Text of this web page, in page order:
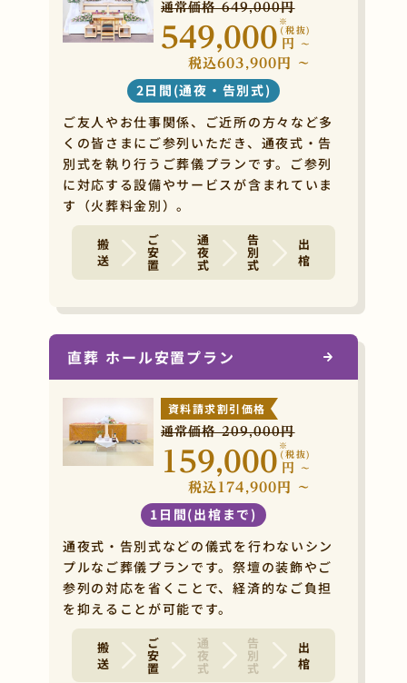
通常価格 649,000円
549,000
※
円
(税抜)
~
税込603,900円 ~
2日間(通夜・告別式)
ご友人やお仕事関係、ご近所の方々など多
くの皆さまにご参列いただき、通夜式・告
別式を執り行うご葬儀プランです。ご参列
に対応する設備やサービスが含まれていま
す（火葬料金別）。
搬 送 ご安置 通夜式 告別式 出 棺
直葬 ホール安置プラン
資料請求割引価格
通常価格 209,000円
159,000
※
円
(税抜)
~
税込174,900円 ~
1日間(出棺まで)
通夜式・告別式などの儀式を行わないシン
プルなご葬儀プランです。祭壇の装飾やご
参列の対応を省くことで、経済的なご負担
を抑えることが可能です。
搬 送 ご安置 通夜式 告別式 出 棺